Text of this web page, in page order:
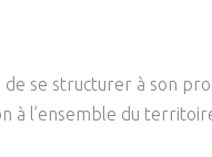
se structurer à son
à l’ensemble du